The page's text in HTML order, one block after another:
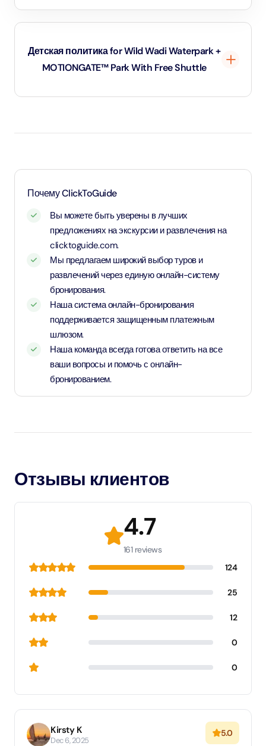
Детская политика for Wild Wadi Waterpark +
MOTIONGATE™ Park With Free Shuttle
бесплатный.
тариф для взрослых
Почему ClickToGuide
Вы можете быть уверены в лучших
предложениях на экскурсии и развлечения на
clicktoguide.com.
Мы предлагаем широкий выбор туров и
развлечений через единую онлайн-систему
бронирования.
Наша система онлайн-бронирования
поддерживается защищенным платежным
шлюзом.
Наша команда всегда готова ответить на все
ваши вопросы и помочь с онлайн-
бронированием.
Отзывы клиентов
4.7
161 reviews
124
25
12
0
0
Kirsty K
Dec 6, 2025
5.0